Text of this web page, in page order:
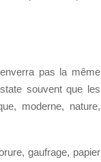
pas la même
souvent que les
moderne, nature,
gaufrage, papier